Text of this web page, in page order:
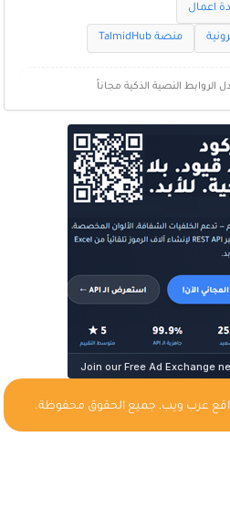
اعمال
منصة TalmidHub
الروابط النصية الذكية مجاناً
عرب ويب, جميع الحقوق محفوظة.